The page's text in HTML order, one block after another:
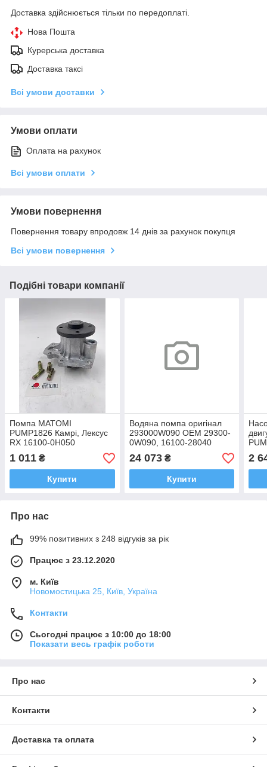
Доставка здійснюється тільки по передоплаті.
Нова Пошта
Курерська доставка
Доставка таксі
Всі умови доставки
Умови оплати
Оплата на рахунок
Всі умови оплати
Умови повернення
Повернення товару впродовж 14 днів за рахунок покупця
Всі умови повернення
Подібні товари компанії
Помпа MATOMI
PUMP1826 Камрі, Лексус
RX 16100-0H050
1 011 ₴
Купити
Водяна помпа оригінал
293000W090 OEM 29300-
0W090, 16100-28040
Тойота Камрі Рав4 Лексус
ЕС 2006-2015
24 073₴
Купити
2
Про нас
99% позитивних з 248 відгуків за рік
Працює з 23.12.2020
м. Київ
Новомостицька 25, Київ, Україна
Контакти
Сьогодні працює з 10:00 до 18:00
Показати весь графік роботи
Про нас
Контакти
Доставка та оплата